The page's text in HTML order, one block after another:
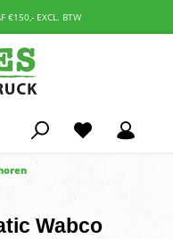
€150,- EXCL. BTW
Wabco